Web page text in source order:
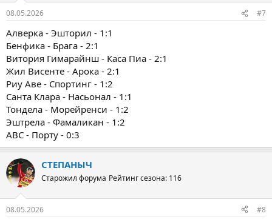
08.05.2026 #7
Алверка - Эшторил - 1:1
Бенфика - Брага - 2:1
Витория Гимарайнш - Каса Пиа - 2:1
Жил Висенте - Арока - 2:1
Риу Аве - Спортинг - 1:2
Санта Клара - Насьонал - 1:1
Тондела - Морейренси - 1:2
Эштрела - Фамаликан - 1:2
ABC - Порту - 0:3
СТЕПАНЫЧ
Старожил форума Рейтинг сезона: 116
08.05.2026 #8